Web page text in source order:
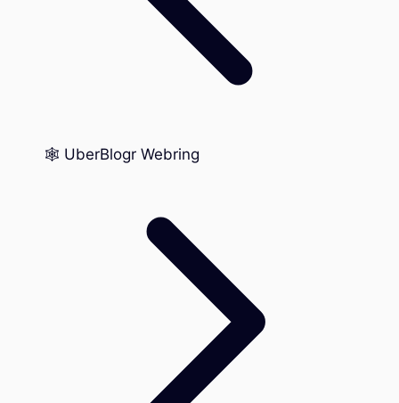
🕸️ UberBlogr Webring